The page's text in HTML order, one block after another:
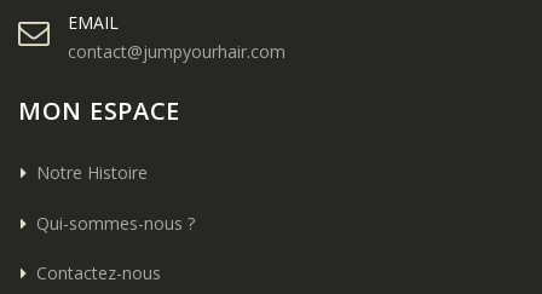
EMAIL
contact@jumpyourhair.com
MON ESPACE
Notre Histoire
Qui-sommes-nous ?
Contactez-nous